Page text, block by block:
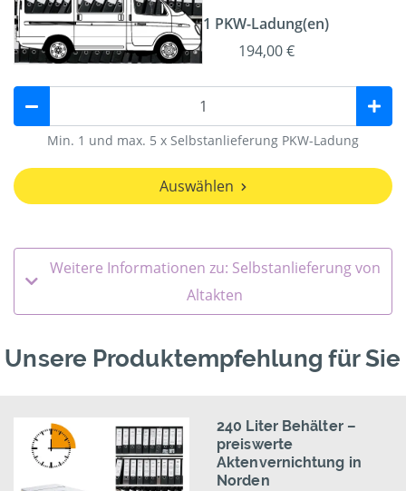
1 PKW-Ladung(en)
194,00 €
Min. 1 und max. 5 x Selbstanlieferung PKW-Ladung
Auswählen
Weitere Informationen zu: Selbstanlieferung von
Altakten
Unsere Produktempfehlung für Sie
240 Liter Behälter –
preiswerte
Aktenvernichtung in
Norden